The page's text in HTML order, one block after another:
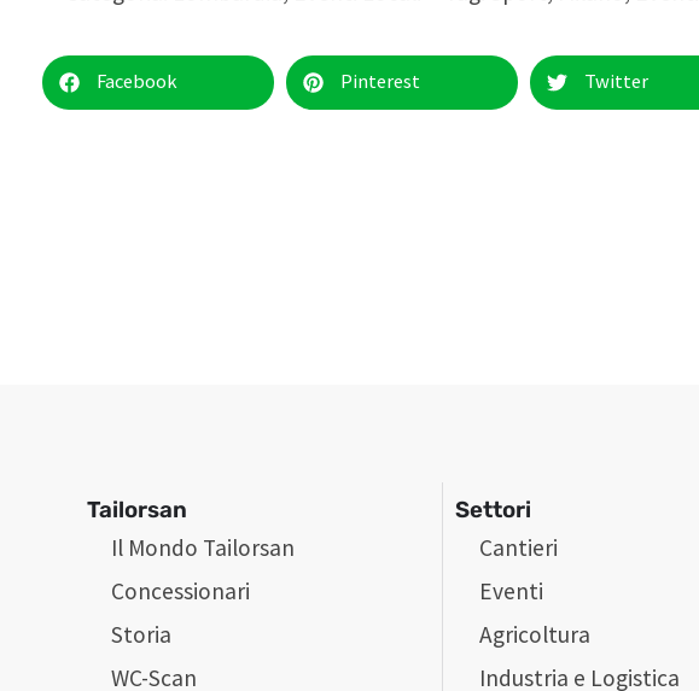
Facebook Pinterest Twitter
Tailorsan
Il Mondo Tailorsan
Concessionari
Storia
WC-Scan
Settori
Cantieri
Eventi
Agricoltura
Industria e Logistica